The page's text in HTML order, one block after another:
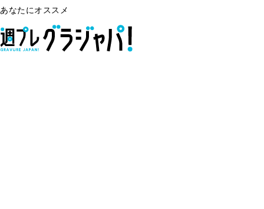
あなたにオススメ